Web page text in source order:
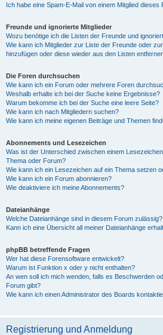
Ich habe eine Spam-E-Mail von einem Mitglied dieses
Freunde und ignorierte Mitglieder
Wozu benötige ich die Listen der Freunde und
Wie kann ich Mitglieder zur Liste der Freunde oder
hinzufügen oder diese wieder aus den Listen
Die Foren durchsuchen
Wie kann ich ein Forum oder mehrere Foren
Weshalb erhalte ich bei der Suche keine Ergebnisse?
Warum bekomme ich bei der Suche eine leere Seite?
Wie kann ich nach Mitgliedern suchen?
Wie kann ich meine eigenen Beiträge und Themen
Abonnements und Lesezeichen
Was ist der Unterschied zwischen einem
Thema oder Forum?
Wie kann ich ein Lesezeichen auf ein Thema setzen
Wie kann ich ein Forum abonnieren?
Wie deaktiviere ich meine Abonnements?
Dateianhänge
Welche Dateianhänge sind in diesem Forum zulässig?
Kann ich eine Übersicht all meiner Dateianhänge
phpBB betreffende Fragen
Wer hat diese Forensoftware entwickelt?
Warum ist Funktion x oder y nicht enthalten?
An wen soll ich mich wenden, falls es Beschwerden
Forum gibt?
Wie kann ich einen Administrator des Boards
Registrierung und Anmeldung